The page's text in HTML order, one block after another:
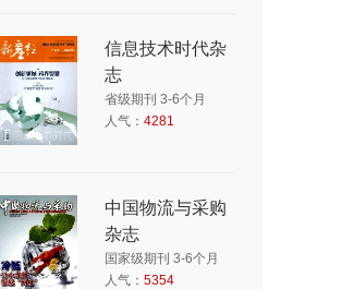
信息技术时代杂
志
省级期刊 3-6个月
人气： 4281
中国物流与采购
杂志
国家级期刊 3-6个月
人气： 5354